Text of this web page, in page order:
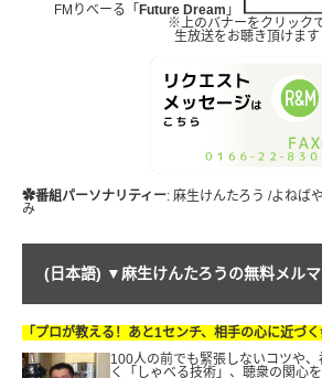
FMりべーる「 Future Dream 」
※上のバナーをクリック
生放送をお聴き頂けます
✿番組パーソナリティー: 麻生けんたろう /よねば
み
(日本語) ▼麻生けんたろうの無料メル
「プロが教える！あと1センチ、相手の心に近づく
100人の前でも緊張しないコツや
く「しゃべる技術」、聴衆の関心